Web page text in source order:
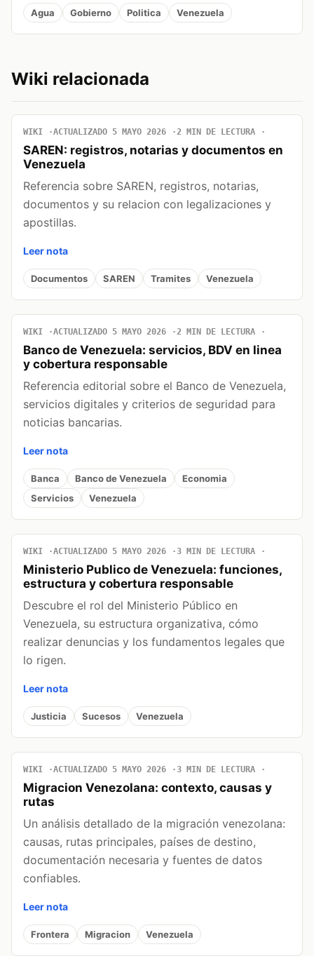
Agua Gobierno Politica Venezuela
Wiki relacionada
WIKI ACTUALIZADO 5 MAYO 2026 2 MIN DE LECTURA
SAREN: registros, notarias y documentos en
Venezuela
Referencia sobre SAREN, registros, notarias,
documentos y su relacion con legalizaciones y
apostillas.
Leer nota
Documentos SAREN Tramites Venezuela
WIKI ACTUALIZADO 5 MAYO 2026 2 MIN DE LECTURA
Banco de Venezuela: servicios, BDV en linea
y cobertura responsable
Referencia editorial sobre el Banco de Venezuela,
servicios digitales y criterios de seguridad para
noticias bancarias.
Leer nota
Banca Banco de Venezuela
Economia
Servicios
Venezuela
WIKI ACTUALIZADO 5 MAYO 2026 3 MIN DE LECTURA
Ministerio Publico de Venezuela: funciones,
estructura y cobertura responsable
Descubre el rol del Ministerio Público en
Venezuela, su estructura organizativa, cómo
realizar denuncias y los fundamentos legales que
lo rigen.
Leer nota
Justicia Sucesos Venezuela
WIKI ACTUALIZADO 5 MAYO 2026 3 MIN DE LECTURA
Migracion Venezolana: contexto, causas y
rutas
Un análisis detallado de la migración venezolana:
causas, rutas principales, países de destino,
documentación necesaria y fuentes de datos
confiables.
Leer nota
Frontera Migracion Venezuela